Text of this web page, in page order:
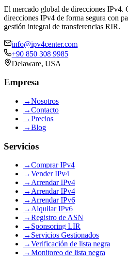
El mercado global de direcciones IPv4.
direcciones IPv4 de forma segura con
gestión integral de transferencias RIR.
info@ipv4center.com
+90 850 308 9985
Delaware, USA
Empresa
→Nosotros
→Contacto
→Precios
→Blog
Servicios
→Comprar IPv4
→Vender IPv4
→Arrendar IPv4
→Arrendar IPv4
→Arrendar IPv6
→Alquilar IPv6
→Registro de ASN
→ Sponsoring LIR
→ Servicios Gestionados
→Verificación de lista negra
→Monitoreo de lista negra